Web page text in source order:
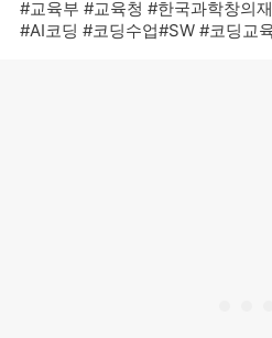
#교육부 #교육청 #한국과학창의
#AI코딩 #코딩수업#SW #코딩교